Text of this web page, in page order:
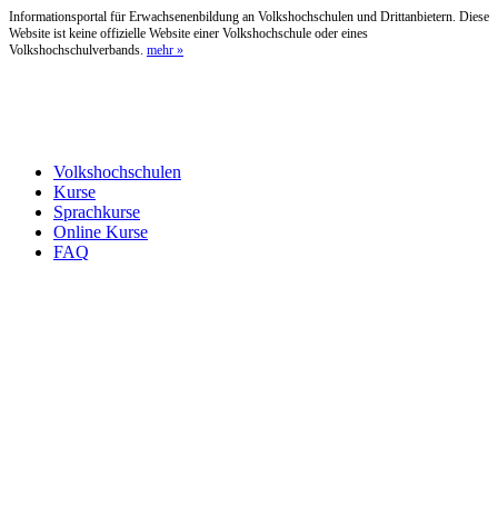
Informationsportal für Erwachsenenbildung an Volkshochschulen und Drittanbietern. Diese
Website ist keine offizielle Website einer Volkshochschule oder eines
Volkshochschulverbands. mehr »
Volkshochschulen
Kurse
Sprachkurse
Online Kurse
FAQ